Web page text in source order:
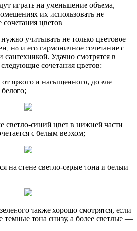
играть на уменьшение объема,
их использовать не
сочетания цветов
учитывать не только цветовое
но и его гармоничное сочетание с
Удачно смотрятся в
сочетания цветов:
от яркого и насыщенного, до еле
светло-синий цвет в нижней части
с белым верхом;
на стене светло-серые тона и белый
также хорошо смотрятся, если
темные тона снизу, а более светлые —